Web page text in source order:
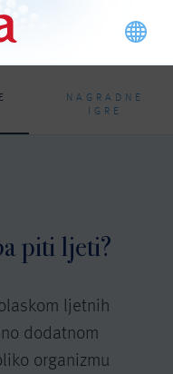
NAGRADNE
IGRE
piti ljeti?
ljetnih
dodatnom
organizmu